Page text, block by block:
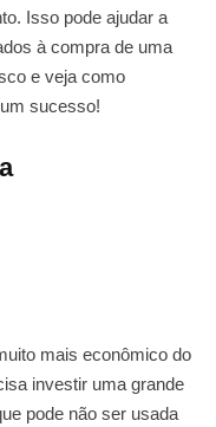
Isso pode ajudar a
à compra de uma
e veja como
sucesso!
mais econômico do
investir uma grande
pode não ser usada